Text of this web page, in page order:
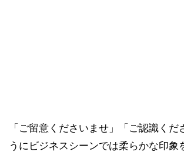
「ご留意くださいませ」「ご認識くだ
うにビジネスシーンでは柔らかな印象